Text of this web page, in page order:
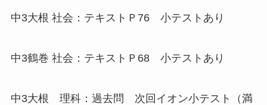
中3大根 社会：テキストＰ76 小テストあり
中3鶴巻 社会：テキストＰ68 小テストあり
中3大根 理科：過去問 次回イオン小テスト（満